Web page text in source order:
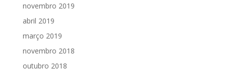
novembro 2019
abril 2019
março 2019
novembro 2018
outubro 2018